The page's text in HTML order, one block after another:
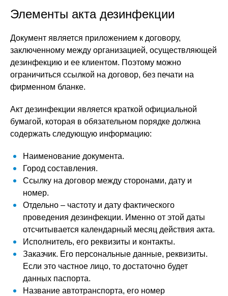
Элементы акта дезинфекции
Документ является приложением к договору,
заключенному между организацией, осуществляющей
дезинфекцию и ее клиентом. Поэтому можно
ограничиться ссылкой на договор, без печати на
фирменном бланке.
Акт дезинфекции является краткой официальной
бумагой, которая в обязательном порядке должна
содержать следующую информацию:
Наименование документа.
Город составления.
Ссылку на договор между сторонами, дату и
номер.
Отдельно – частоту и дату фактического
проведения дезинфекции. Именно от этой даты
отсчитывается календарный месяц действия акта.
Исполнитель, его реквизиты и контакты.
Заказчик. Его персональные данные, реквизиты.
Если это частное лицо, то достаточно будет
данных паспорта.
Название автотранспорта, его номер